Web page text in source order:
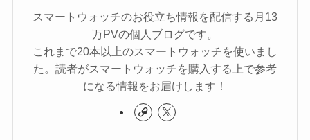
スマートウォッチのお役立ち情報を配信する月13
万PVの個人ブログです。
これまで20本以上のスマートウォッチを使いまし
た。読者がスマートウォッチを購入する上で参考
になる情報をお届けします！